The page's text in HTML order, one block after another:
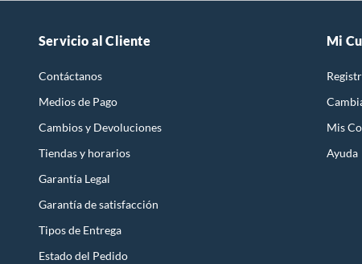
Servicio al Cliente
Contáctanos
Medios de Pago
Cambios y Devoluciones
Tiendas y horarios
Garantía Legal
Garantía de satisfacción
Tipos de Entrega
Estado del Pedido
Mi
Mis
Ayuda